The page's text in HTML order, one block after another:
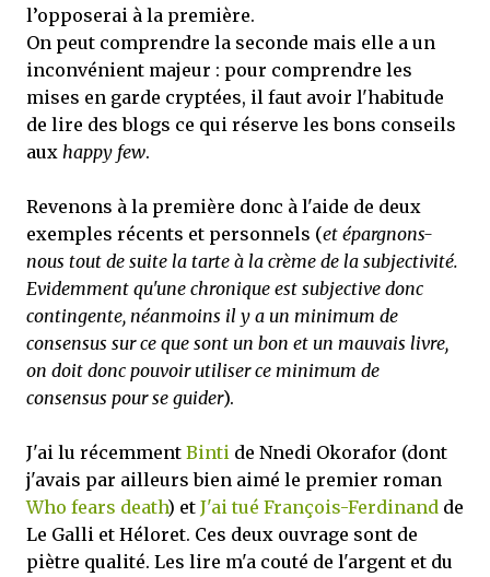
l’opposerai à la première.
On peut comprendre la seconde mais elle a un
inconvénient majeur : pour comprendre les
mises en garde cryptées, il faut avoir l'habitude
de lire des blogs ce qui réserve les bons conseils
aux happy few.
Revenons à la première donc à l'aide de deux
exemples récents et personnels (et épargnons-
nous tout de suite la tarte à la crème de la subjectivité.
Evidemment qu'une chronique est subjective donc
contingente, néanmoins il y a un minimum de
consensus sur ce que sont un bon et un mauvais livre,
on doit donc pouvoir utiliser ce minimum de
consensus pour se guider).
J'ai lu récemment Binti de Nnedi Okorafor (dont
j'avais par ailleurs bien aimé le premier roman
Who fears death) et J'ai tué François-Ferdinand de
Le Galli et Héloret. Ces deux ouvrage sont de
piètre qualité. Les lire m'a couté de l'argent et du